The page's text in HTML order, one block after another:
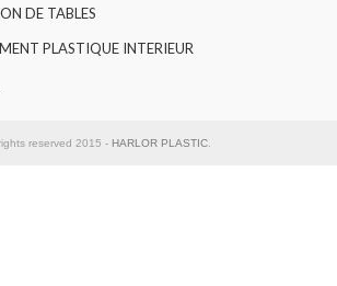
DE TABLES
PLASTIQUE INTERIEUR
reserved 2015 - HARLOR PLASTIC.